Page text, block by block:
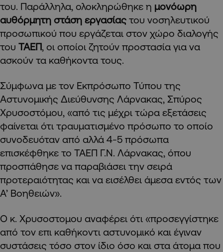
του. Παράλληλα, ολοκληρώθηκε η μονόωρη
αυθόρμητη στάση εργασίας του νοσηλευτικού
προσωπικού που εργάζεται στον χώρο διαλογής
του ΤΑΕΠ, οι οποίοι ζητούν προστασία για να
ασκούν τα καθήκοντα τους.
Σύμφωνα με τον Εκπρόσωπο Τύπου της
Αστυνομικής Διεύθυνσης Λάρνακας, Σπύρος
Χρυσοστόμου, «από τις μέχρι τώρα εξετάσεις
φαίνεται ότι τραυματισμένο πρόσωπο το οποίο
συνοδευόταν από αλλά 4-5 πρόσωπα
επισκέφθηκε το ΤΑΕΠ Γ.Ν. Λάρνακας, όπου
προσπάθησε να παραβιάσει την σειρά
προτεραιότητας και να εισέλθει άμεσα εντός των
Α’ Βοηθειών».
Ο κ. Χρυσοστομου αναφέρει ότι «προσεγγίστηκε
από τον επι καθήκοντι αστυνομικό και έγιναν
συστάσεις τόσο στον ίδιο όσο και στα άτομα που